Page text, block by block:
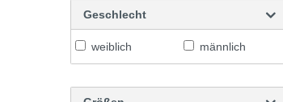
Geschlecht
weiblich männlich